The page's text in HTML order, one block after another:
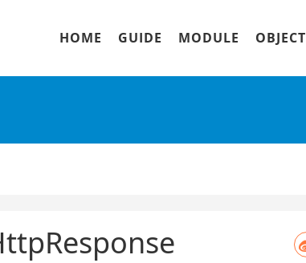
HOME GUIDE MODULE OBJECT